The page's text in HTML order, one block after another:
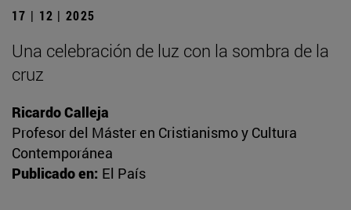
17 | 12 | 2025
Una celebración de luz con la sombra de la
cruz
Ricardo Calleja
Profesor del Máster en Cristianismo y Cultura
Contemporánea
Publicado en: El País